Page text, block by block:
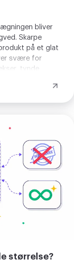
bliver
Skarpe
på et glat
svære for
tynde
løs kant.
størrelse?